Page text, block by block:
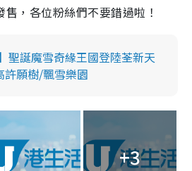
，各位粉絲們不要錯過啦！
聖誕魔雪奇緣王國登陸荃新天
願樹/飄雪樂園
+3